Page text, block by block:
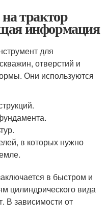
трактор
информация
для
отверстий и
Они используются
в которых нужно
в быстром и
цилиндрического вида
В зависимости от